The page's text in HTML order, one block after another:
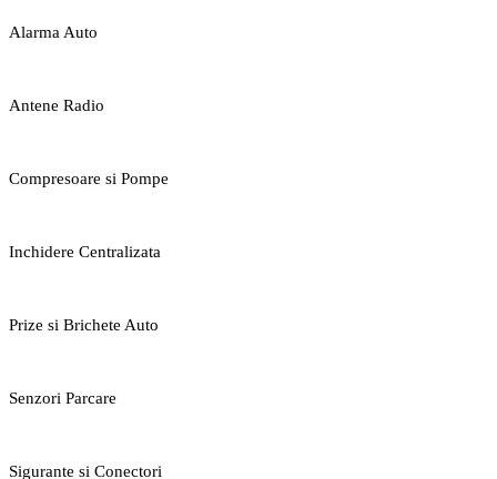
Alarma Auto
Antene Radio
Compresoare si Pompe
Inchidere Centralizata
Prize si Brichete Auto
Senzori Parcare
Sigurante si Conectori